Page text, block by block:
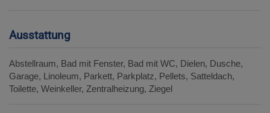
Ausstattung
Abstellraum Bad mit Fenster Bad mit WC Dielen Dusche
Garage Linoleum Parkett Parkplatz Pellets Satteldach
Toilette Weinkeller Zentralheizung Ziegel